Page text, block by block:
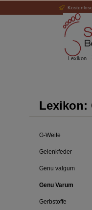
Lexikon
Lexikon:
G-Weite
Gelenkfeder
Genu valgum
Genu Varum
Gerbstoffe